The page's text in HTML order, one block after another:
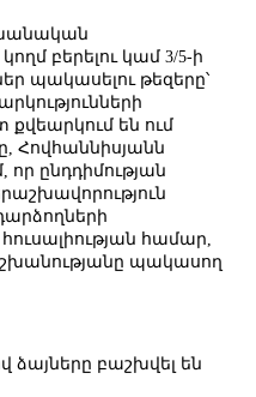
բերելու կամ 3/5-ի
պակասելու թեզերը՝
են ում
Հովհաննիսյանն
ընդդիմության
համար,
պակասող
բաշխվել են